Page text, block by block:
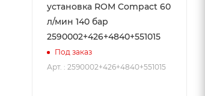
установка ROM Compact 60
л/мин 140 бар
2590002+426+4840+551015
Под заказ
Арт. : 2590002+426+4840+551015